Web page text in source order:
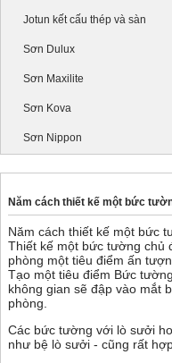
Jotun kết cấu thép và sàn
Sơn Dulux
Sơn Maxilite
Sơn Kova
Sơn Nippon
Năm cách thiết kế một bức
Năm cách thiết kế một bức
Thiết kế một bức tường chủ
phòng một tiêu điểm ấn
Tạo một tiêu điểm Bức
không gian sẽ đập vào mắt
phòng.
Các bức tường với lò sưởi
như bệ lò sưởi - cũng rất